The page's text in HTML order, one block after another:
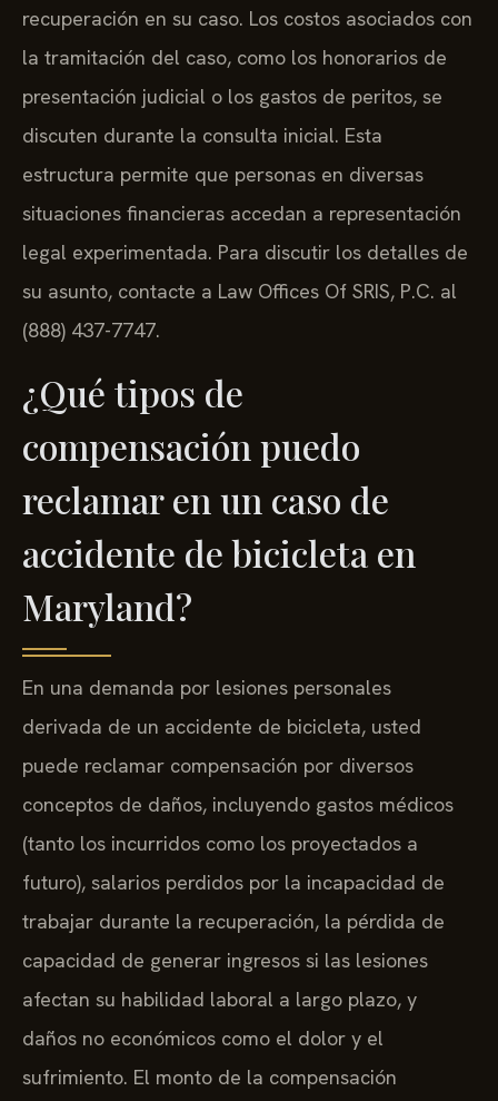
recuperación en su caso. Los costos asociados con
la tramitación del caso, como los honorarios de
presentación judicial o los gastos de peritos, se
discuten durante la consulta inicial. Esta
estructura permite que personas en diversas
situaciones financieras accedan a representación
legal experimentada. Para discutir los detalles de
su asunto, contacte a Law Offices Of SRIS, P.C. al
(888) 437-7747.
¿Qué tipos de
compensación puedo
reclamar en un caso de
accidente de bicicleta en
Maryland?
En una demanda por lesiones personales
derivada de un accidente de bicicleta, usted
puede reclamar compensación por diversos
conceptos de daños, incluyendo gastos médicos
(tanto los incurridos como los proyectados a
futuro), salarios perdidos por la incapacidad de
trabajar durante la recuperación, la pérdida de
capacidad de generar ingresos si las lesiones
afectan su habilidad laboral a largo plazo, y
daños no económicos como el dolor y el
sufrimiento. El monto de la compensación